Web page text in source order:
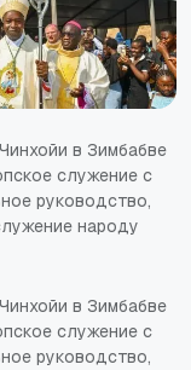
в Зимбабве
служение с
руководство,
народу
в Зимбабве
служение с
руководство,